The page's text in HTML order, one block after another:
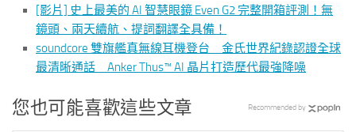
[影片] 史上最美的 AI 智慧眼鏡 Even G2 完整開箱評測！無
鏡頭、兩天續航、提詞翻譯全具備！
soundcore 雙旗艦真無線耳機登台 金氏世界紀錄認證全球
最清晰通話 Anker Thus™ AI 晶片打造歷代最強降噪
您也可能喜歡這些文章 Recommended by